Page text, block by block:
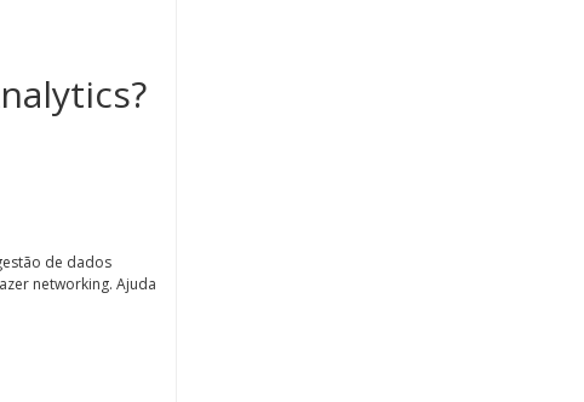
de dados
networking. Ajuda